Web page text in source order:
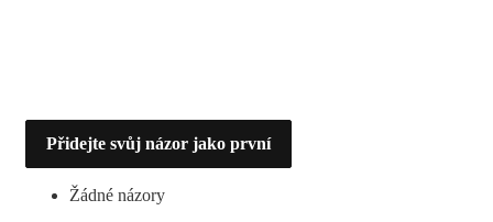
Přidejte svůj názor jako první
Žádné názory